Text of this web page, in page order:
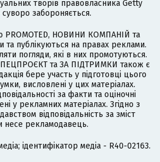
творів правовласника Getty
забороняється.
PROMOTED, НОВИНИ КОМПАНІЙ та
публікуються на правах реклами.
погляди, які в них промотуються.
та ЗА ПІДТРИМКИ також є
бере участь у підготовці цього
висловлені у цих матеріалах.
за факти та оціночні
у рекламних матеріалах. Згідно з
відповідальність за зміст
несе рекламодавець.
ідентифікатор медіа - R40-02163.